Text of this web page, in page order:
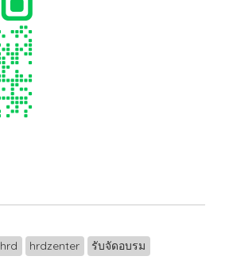
hrd hrdzenter
รับจัดอบรม